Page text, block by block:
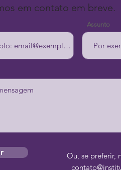
em contato em breve.
Assunto
Ou, se preferir,